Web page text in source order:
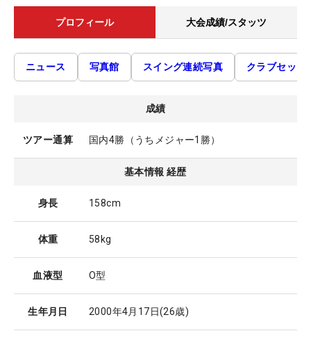
プロフィール 大会成績/スタッツ
ニュース 写真館 スイング連続写真 クラブセッテ
成績
ツアー通算 国内4勝（うちメジャー1勝）
基本情報 経歴
身長 158cm
体重 58kg
血液型 O型
生年月日 2000年4月17日(26歳)